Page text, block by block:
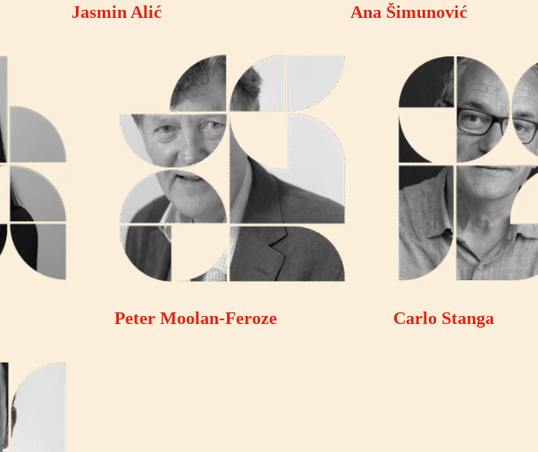
Jasmin Alić Ana Šimunović
Peter Moolan-Feroze Carlo Stanga